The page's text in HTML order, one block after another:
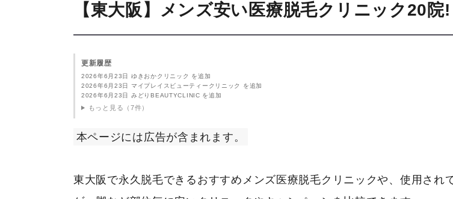
【東大阪】メンズ安い医療脱毛クリニック20
更新履歴
2026年6月23日 ゆきおかクリニック を追加
2026年6月23日 マイプレイスビューティークリニック を追加
2026年6月23日 みどりBEAUTYCLINIC を追加
もっと見る（7件）
本ページには広告が含まれます。
東大阪で永久脱毛できるおすすめメンズ医療脱毛クリニックや、使用され